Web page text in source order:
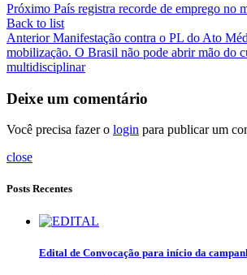
Próximo País registra recorde de emprego no
Back to list
Anterior Manifestação contra o PL do Ato
mobilização. O Brasil não pode abrir mão do
multidisciplinar
Deixe um comentário
Você precisa fazer o login para publicar um
close
Posts Recentes
Edital de Convocação para início da